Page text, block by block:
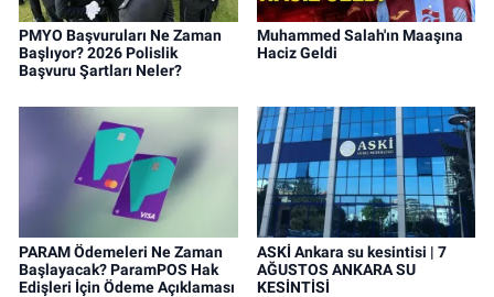
PMYO Başvuruları Ne Zaman
Başlıyor? 2026 Polislik
Başvuru Şartları Neler?
Muhammed Salah'ın Maaşına
Haciz Geldi
PARAM Ödemeleri Ne Zaman
Başlayacak? ParamPOS Hak
Edişleri İçin Ödeme Açıklaması
ASKİ Ankara su kesintisi | 7
AĞUSTOS ANKARA SU
KESİNTİSİ